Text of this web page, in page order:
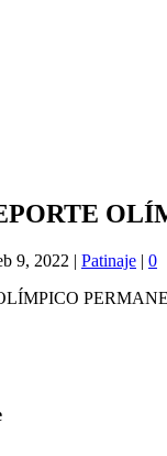
9, 2022 | Patinaje | 0